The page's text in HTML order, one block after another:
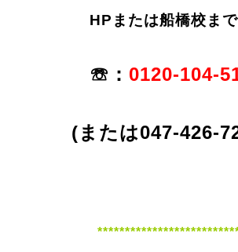
HPまたは船橋校まで
☏： 0120-104-
(または047-426-